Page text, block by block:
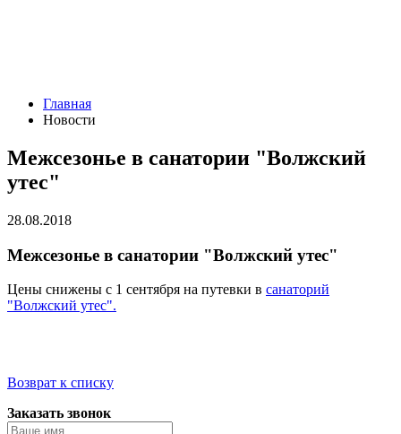
Главная
Новости
Межсезонье в санатории "Волжский
утес"
28.08.2018
Межсезонье в санатории "Волжский утес"
Цены снижены с 1 сентября на путевки в санаторий
"Волжский утес".
Возврат к списку
Заказать звонок